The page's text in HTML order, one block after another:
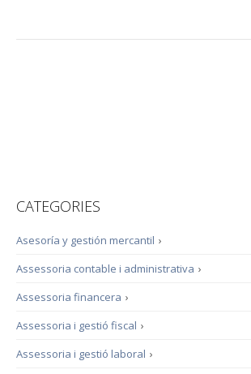
CATEGORIES
›
Asesoría y gestión mercantil
›
Assessoria contable i administrativa
›
Assessoria financera
›
Assessoria i gestió fiscal
›
Assessoria i gestió laboral